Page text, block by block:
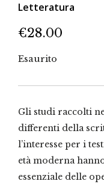
Letteratura
€28.00
Esaurito
Gli studi raccolti
differenti della
l’interesse per i
età moderna
essenziale delle